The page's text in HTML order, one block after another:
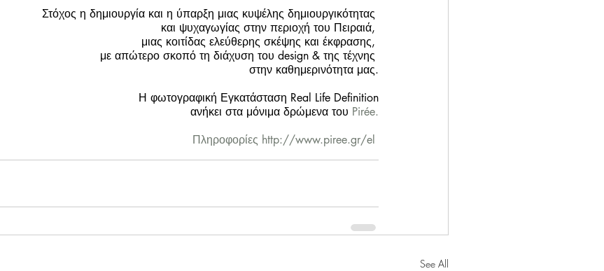
Στόχος η δημιουργία και η ύπαρξη μιας κυψέλης δημιουργικότητας
και ψυχαγωγίας στην περιοχή του Πειραιά,
μιας κοιτίδας ελεύθερης σκέψης και έκφρασης,
με απώτερο σκοπό τη διάχυση του design & της τέχνης
στην καθημερινότητα μας.
Η φωτογραφική Εγκατάσταση Real Life Definition
ανήκει στα μόνιμα δρώμενα του Pirée.
Πληροφορίες http://www.piree.gr/el
See All